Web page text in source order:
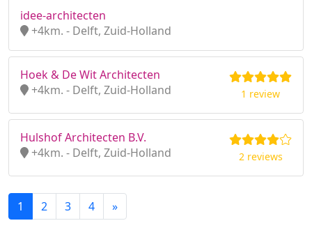
idee-architecten
+4km. - Delft, Zuid-Holland
Hoek & De Wit Architecten
+4km. - Delft, Zuid-Holland
1 review
Hulshof Architecten B.V.
+4km. - Delft, Zuid-Holland
2 reviews
1 2 3 4 »